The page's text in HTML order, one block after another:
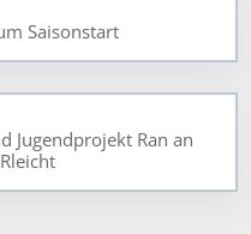
Saisonstart
Jugendprojekt Ran an